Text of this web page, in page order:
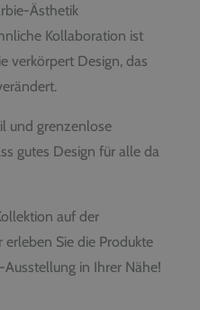
Ästhetik
Kollaboration ist
verkörpert Design, das
und grenzenlose
gutes Design für alle da
auf der
erleben Sie die Produkte
in Ihrer Nähe!